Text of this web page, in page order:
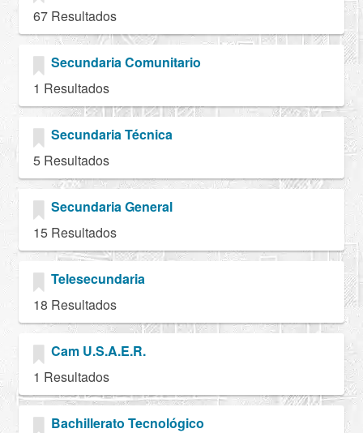
67 Resultados
Secundaria Comunitario
1 Resultados
Secundaria Técnica
5 Resultados
Secundaria General
15 Resultados
Telesecundaria
18 Resultados
Cam U.S.A.E.R.
1 Resultados
Bachillerato Tecnológico